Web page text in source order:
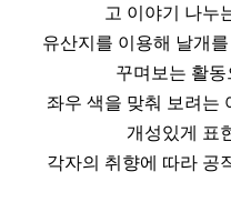
고 이야기 나누
유산지를 이용해 날개
꾸며보는 활
좌우 색을 맞춰 보려는
개성있게 표
각자의 취향에 따라 공